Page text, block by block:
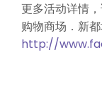
更多活动详情
购物商场．新
http://